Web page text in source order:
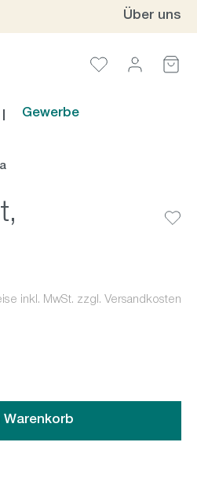
Über uns
Gewerbe
inkl. MwSt. zzgl. Versandkosten
die Schaltflächen um die
Warenkorb